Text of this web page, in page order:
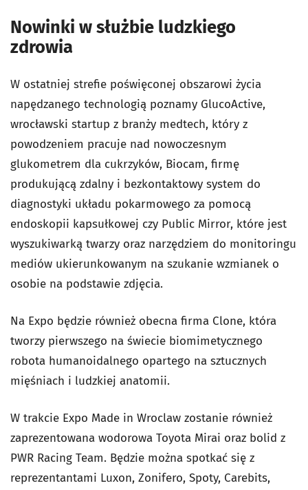
Nowinki w służbie ludzkiego
zdrowia
W ostatniej strefie poświęconej obszarowi życia
napędzanego technologią poznamy GlucoActive,
wrocławski startup z branży medtech, który z
powodzeniem pracuje nad nowoczesnym
glukometrem dla cukrzyków, Biocam, firmę
produkującą zdalny i bezkontaktowy system do
diagnostyki układu pokarmowego za pomocą
endoskopii kapsułkowej czy Public Mirror, które jest
wyszukiwarką twarzy oraz narzędziem do monitoringu
mediów ukierunkowanym na szukanie wzmianek o
osobie na podstawie zdjęcia.
Na Expo będzie również obecna firma Clone, która
tworzy pierwszego na świecie biomimetycznego
robota humanoidalnego opartego na sztucznych
mięśniach i ludzkiej anatomii.
W trakcie Expo Made in Wroclaw zostanie również
zaprezentowana wodorowa Toyota Mirai oraz bolid z
PWR Racing Team. Będzie można spotkać się z
reprezentantami Luxon, Zonifero, Spoty, Carebits,